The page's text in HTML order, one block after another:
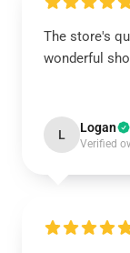
The store's
wonderful
L Logan
Verified